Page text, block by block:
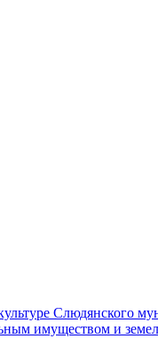
Слюдянского
имуществом и